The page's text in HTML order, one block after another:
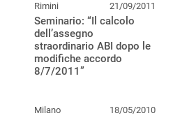
Rimini 21/09/2011
Seminario: “Il calcolo
dell’assegno
straordinario ABI dopo le
modifiche accordo
8/7/2011”
Milano 18/05/2010